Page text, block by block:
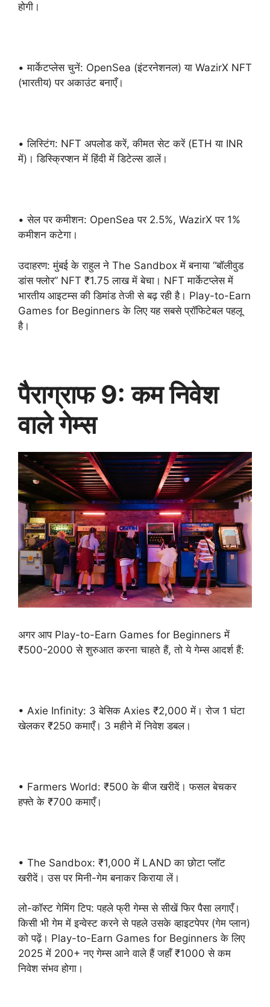
होगी।
• मार्केटप्लेस चुनें: OpenSea (इंटरनेशनल) या WazirX NFT
(भारतीय) पर अकाउंट बनाएँ।
• लिस्टिंग: NFT अपलोड करें, कीमत सेट करें (ETH या INR
में)। डिस्क्रिप्शन में हिंदी में डिटेल्स डालें।
• सेल पर कमीशन: OpenSea पर 2.5%, WazirX पर 1%
कमीशन कटेगा।
उदाहरण: मुंबई के राहुल ने The Sandbox में बनाया “बॉलीवुड
डांस फ्लोर” NFT ₹1.75 लाख में बेचा। NFT मार्केटप्लेस में
भारतीय आइटम्स की डिमांड तेजी से बढ़ रही है। Play-to-Earn
Games for Beginners के लिए यह सबसे प्रॉफिटेबल पहलू
है।
पैराग्राफ 9: कम निवेश
वाले गेम्स
अगर आप Play-to-Earn Games for Beginners में
₹500-2000 से शुरुआत करना चाहते हैं, तो ये गेम्स आदर्श हैं:
• Axie Infinity: 3 बेसिक Axies ₹2,000 में। रोज 1 घंटा
खेलकर ₹250 कमाएँ। 3 महीने में निवेश डबल।
• Farmers World: ₹500 के बीज खरीदें। फसल बेचकर
हफ्ते के ₹700 कमाएँ।
• The Sandbox: ₹1,000 में LAND का छोटा प्लॉट
खरीदें। उस पर मिनी-गेम बनाकर किराया लें।
लो-कॉस्ट गेमिंग टिप: पहले फ्री गेम्स से सीखें फिर पैसा लगाएँ।
किसी भी गेम में इन्वेस्ट करने से पहले उसके व्हाइटपेपर (गेम प्लान)
को पढ़ें। Play-to-Earn Games for Beginners के लिए
2025 में 200+ नए गेम्स आने वाले हैं जहाँ ₹1000 से कम
निवेश संभव होगा।